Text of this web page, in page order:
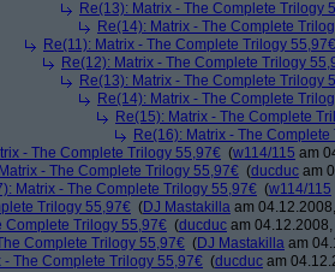
Re(13): Matrix - The Complete Trilogy
Re(14): Matrix - The Complete
Re(11): Matrix - The Complete Trilogy 55,97€
Re(12): Matrix - The Complete Trilogy
Re(13): Matrix - The Complete Trilogy
Re(14): Matrix - The Complete
Re(15): Matrix - The Complete
Re(16): Matrix - The
- The Complete Trilogy 55,97€ (w114/115 am
- The Complete Trilogy 55,97€ (ducduc am
Matrix - The Complete Trilogy 55,97€ (w114/115
Trilogy 55,97€ (DJ Mastakilla am
Complete Trilogy 55,97€ (ducduc am
Complete Trilogy 55,97€ (DJ Mastakilla am
- The Complete Trilogy 55,97€ (ducduc am